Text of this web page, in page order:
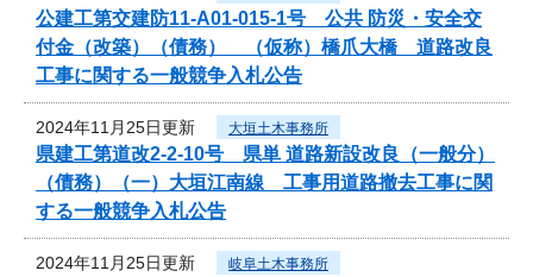
公建工第交建防11-A01-015-1号 公共 防災・安全交
付金（改築）（債務） （仮称）橋爪大橋 道路改良
工事に関する一般競争入札公告
2024年11月25日更新 大垣土木事務所
県建工第道改2-2-10号 県単 道路新設改良（一般分）
（債務）（一）大垣江南線 工事用道路撤去工事に関
する一般競争入札公告
2024年11月25日更新 岐阜土木事務所